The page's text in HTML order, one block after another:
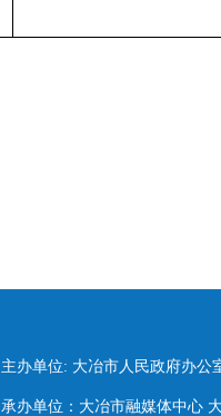
主办单位: 大冶市人民政府办公
承办单位：大冶市融媒体中心